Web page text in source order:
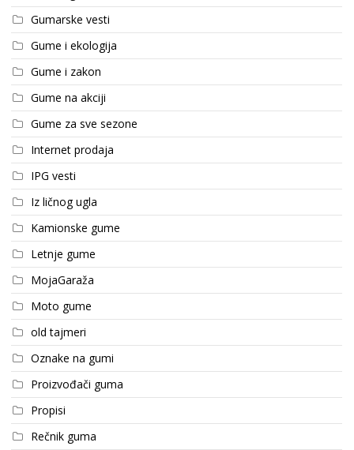
Gumarske vesti
Gume i ekologija
Gume i zakon
Gume na akciji
Gume za sve sezone
Internet prodaja
IPG vesti
Iz ličnog ugla
Kamionske gume
Letnje gume
MojaGaraža
Moto gume
old tajmeri
Oznake na gumi
Proizvođači guma
Propisi
Rečnik guma